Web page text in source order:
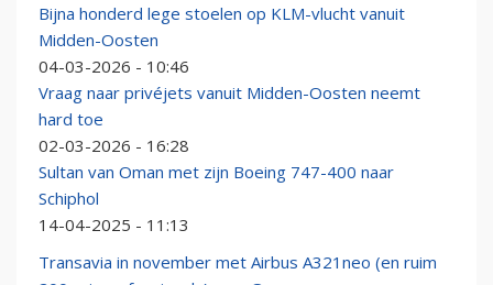
Bijna honderd lege stoelen op KLM-vlucht vanuit
Midden-Oosten
04-03-2026 - 10:46
Vraag naar privéjets vanuit Midden-Oosten neemt
hard toe
02-03-2026 - 16:28
Sultan van Oman met zijn Boeing 747-400 naar
Schiphol
14-04-2025 - 11:13
Transavia in november met Airbus A321neo (en ruim